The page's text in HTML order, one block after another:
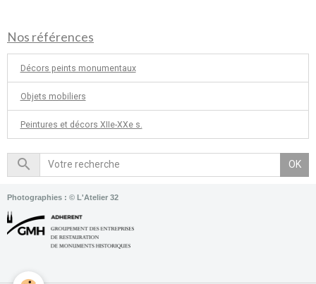
Nos références
Décors peints monumentaux
Objets mobiliers
Peintures et décors XIIe-XXe s.
OK
Photographies : © L'Atelier 32